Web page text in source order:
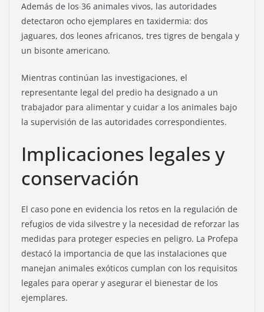
Además de los 36 animales vivos, las autoridades
detectaron ocho ejemplares en taxidermia: dos
jaguares, dos leones africanos, tres tigres de bengala y
un bisonte americano.
Mientras continúan las investigaciones, el
representante legal del predio ha designado a un
trabajador para alimentar y cuidar a los animales bajo
la supervisión de las autoridades correspondientes.
Implicaciones legales y
conservación
El caso pone en evidencia los retos en la regulación de
refugios de vida silvestre y la necesidad de reforzar las
medidas para proteger especies en peligro. La Profepa
destacó la importancia de que las instalaciones que
manejan animales exóticos cumplan con los requisitos
legales para operar y asegurar el bienestar de los
ejemplares.